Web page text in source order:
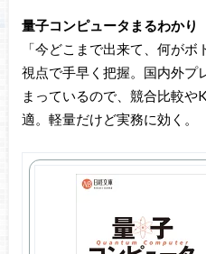
量子コンピュータまるわかり
「今どこまで出来て、何が
視点で手早く把握。国内外プ
まっているので、競合比較
適。軽量だけど実務に効く。